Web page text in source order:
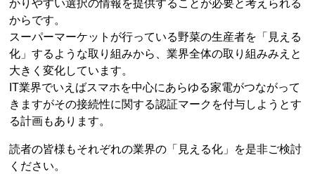
かりやすい選択の情報を提供することが必要と考えられる
からです。
スーパーマーケットが行っている野菜の生産者を「見える
化」するような取り組みから、業界全体の取り組みみえと
大きく変化しています。
IT業界でいえばスマホを中心にあらゆる家電がつながって
きますがその接続性に関する認証マークを付与しようとす
る計画もあります。
読者の皆様もそれぞれの業界の「見える化」を是非ご検討
ください。